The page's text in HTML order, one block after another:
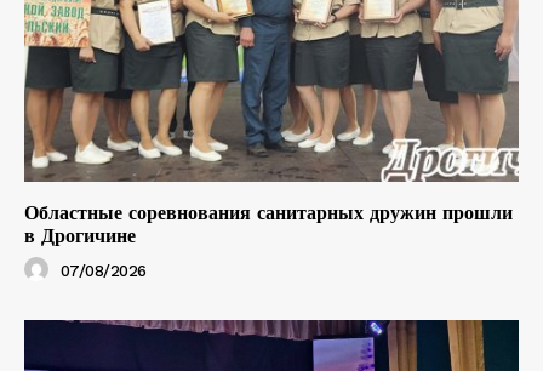
Областные соревнования санитарных дружин прошли
в Дрогичине
07/08/2026